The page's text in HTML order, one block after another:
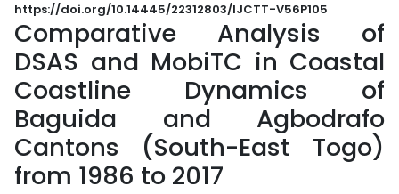
https://doi.org/10.14445/22312803/IJCTT-V56P105
Comparative Analysis of
DSAS and MobiTC in Coastal
Coastline Dynamics of
Baguida and Agbodrafo
Cantons (South-East Togo)
from 1986 to 2017